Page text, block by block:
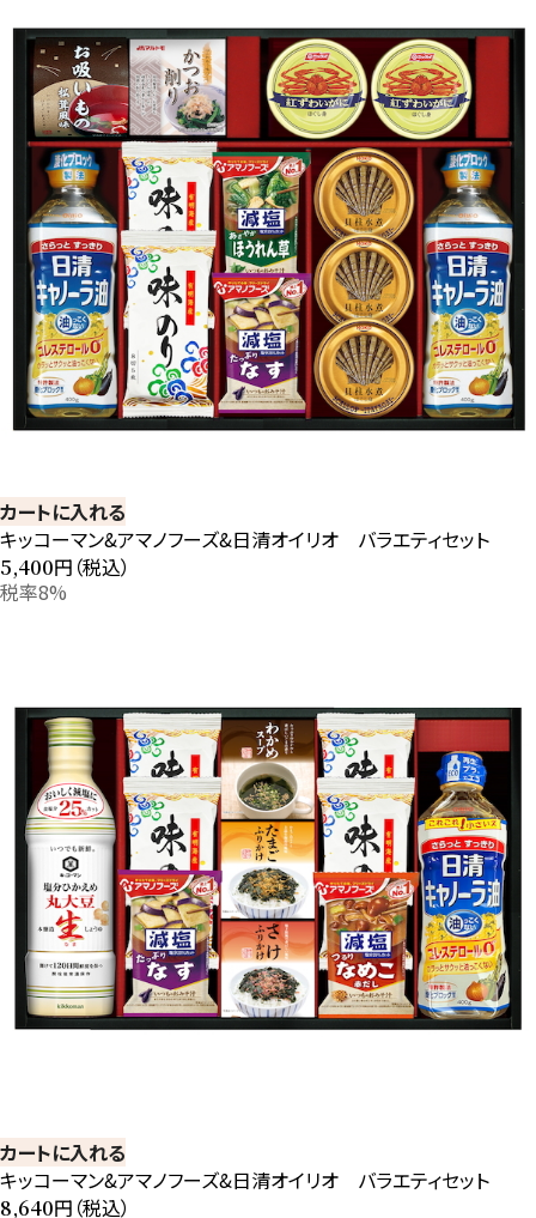
カートに入れる
キッコーマン&アマノフーズ&日清オイリオ バラエティセット
5,400円（税込）
税率8%
カートに入れる
キッコーマン&アマノフーズ&日清オイリオ バラエティセット
8,640円（税込）